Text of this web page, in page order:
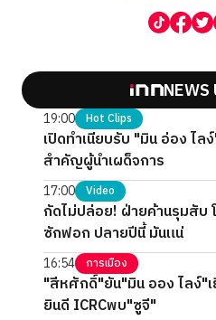
NEWS
19:00 Hot Clips
เปิดทำเนียบรับ "มิน อ่อง ไล
สำคัญผู้นำเผด็จการ
17:00 Video
กัดไม่ปล่อย! ฝ่ายค้านรุมสับ
ซักฟอก ปลายปีนี้ มันแน่
16:54 การเมือง
"สีหศักดิ์"ยัน"มิน ออง ไลง์"
ยินดี ICRCพบ"ซูจี"